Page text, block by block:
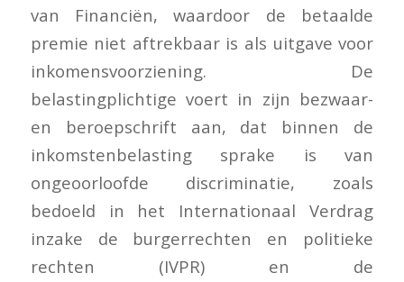
van Financiën, waardoor de betaalde
premie niet aftrekbaar is als uitgave voor
inkomensvoorziening. De
belastingplichtige voert in zijn bezwaar-
en beroepschrift aan, dat binnen de
inkomstenbelasting sprake is van
ongeoorloofde discriminatie, zoals
bedoeld in het Internationaal Verdrag
inzake de burgerrechten en politieke
rechten (IVPR) en de